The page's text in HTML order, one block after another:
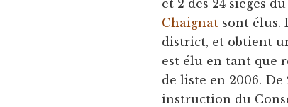
et 2 des 24 sièges
Chaignat sont élus.
district, et obtient
est élu en tant que
de liste en 2006.
instruction du